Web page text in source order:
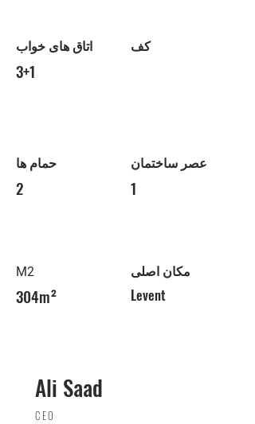
اتاق های خواب
3+1
حمام ها
2
M2
304m²
کف
عصر ساختمان
1
مکان اصلی
Levent
Ali Saad
CEO